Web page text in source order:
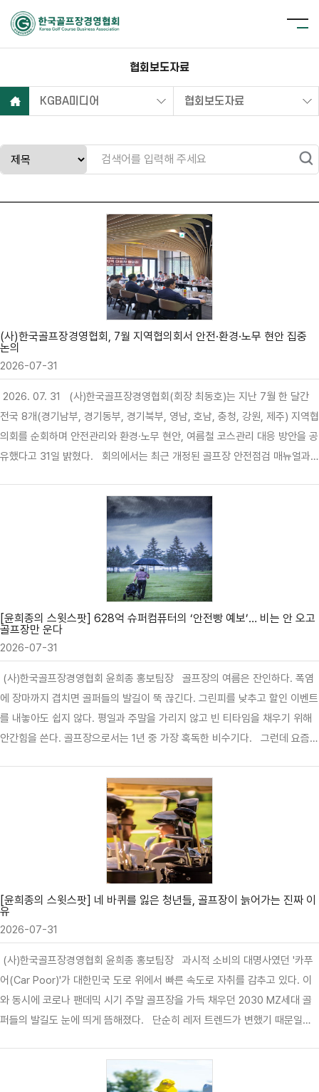
협회보도자료
KGBA미디어 협회보도자료
(사)한국골프장경영협회, 7월 지역협의회서 안전·환경·노무 현안 집중
논의
2026-07-31
2026. 07. 31 (사)한국골프장경영협회(회장 최동호)는 지난 7월 한 달간
전국 8개(경기남부, 경기동부, 경기북부, 영남, 호남, 충청, 강원, 제주) 지역협
의회를 순회하며 안전관리와 환경·노무 현안, 여름철 코스관리 대응 방안을 공
유했다고 31일 밝혔다. 회의에서는 최근 개정된 골프장 안전점검 매뉴얼과
논의됐다. 협회는 고소작업대 사용 시 아웃트리거 설치 등 작업 안전수칙 준수
와 함께 캐디 등 고객응대 근로자에 대한 감정노동 보호조치를 강화할 것을 당
안전교육 체계 구축, 위험지역 관리, 카트 안전점검, 캐디 보호조치 등 안전관
리 수준을 한층 강화할 필요가 있다고 설명했다. 아울러 협회는 하절기 환경
오염 특별점검과 관련해 폐수배출시설과 방지시설의 사전 점검…
[윤희종의 스윗스팟] 628억 슈퍼컴퓨터의 ‘안전빵 예보’… 비는 안 오고
골프장만 운다
2026-07-31
(사)한국골프장경영협회 윤희종 홍보팀장 골프장의 여름은 잔인하다. 폭염
에 장마까지 겹치면 골퍼들의 발길이 뚝 끊긴다. 그린피를 낮추고 할인 이벤트
를 내놓아도 쉽지 않다. 평일과 주말을 가리지 않고 빈 티타임을 채우기 위해
안간힘을 쓴다. 골프장으로서는 1년 중 가장 혹독한 비수기다. 그런데 요즘
이 없는 게 아니다. 비가 올 것이라는 예보 때문에 손님이 사라진다. 하늘은 멀
쩡한데 앱에는 ‘강수 확률 80%’. 골퍼는 예약을 취소한다. 골프장은 빈 티타
임을 바라본다. 그리고 정작 라운드 예정 시간이 되면 비는커녕 햇볕이 내리쬔
할 수 없기 때문이다. 하지만 오지 않은 비 때문에 손님을 잃는 것은 다른 문제
다. 골프장 티타임은 항공권이나 호텔 객실처…
[윤희종의 스윗스팟] 네 바퀴를 잃은 청년들, 골프장이 늙어가는 진짜 이
유
2026-07-31
(사)한국골프장경영협회 윤희종 홍보팀장 과시적 소비의 대명사였던 '카푸
어(Car Poor)'가 대한민국 도로 위에서 빠른 속도로 자취를 감추고 있다. 이
와 동시에 코로나 팬데믹 시기 주말 골프장을 가득 채우던 2030 MZ세대 골
퍼들의 발길도 눈에 띄게 뜸해졌다. 단순히 레저 트렌드가 변했기 때문일까?
의 골프장은 더 이상 도달할 수 없는 섬이 되었기 때문이다. 불과 수년 전만
해도 SNS는 무리한 할부로 구입한 수입차 운전대와 필드 위 화려한 골프웨어